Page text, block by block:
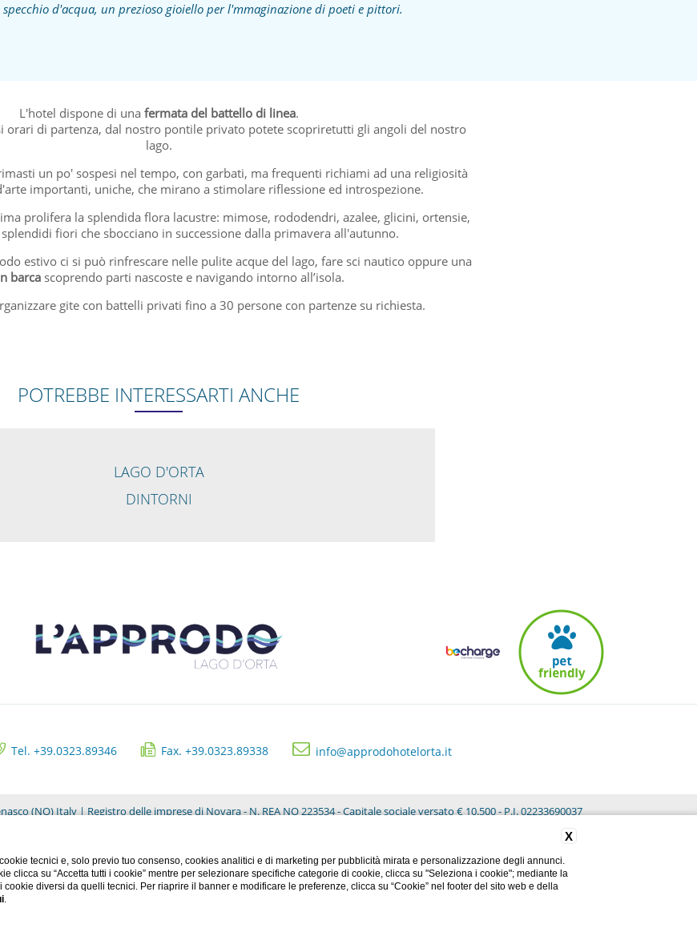
d'acqua, un prezioso gioiello per l'mmaginazione di poeti e pittori.
L'hotel dispone di una fermata del battello di linea.
orari di partenza, dal nostro pontile privato potete scopriretutti gli angoli del nostro
lago.
un po' sospesi nel tempo, con garbati, ma frequenti richiami ad una religiosità
importanti, uniche, che mirano a stimolare riflessione ed introspezione.
prolifera la splendida flora lacustre: mimose, rododendri, azalee, glicini, ortensie,
fiori che sbocciano in successione dalla primavera all'autunno.
estivo ci si può rinfrescare nelle pulite acque del lago, fare sci nautico oppure una
barcascoprendo parti nascoste e navigando intorno all’isola.
gite con battelli privati fino a 30 persone con partenze su richiesta.
POTREBBE INTERESSARTI ANCHE
LAGO D'ORTA
DINTORNI
Tel. +39.0323.89346 Fax. +39.0323.89338 info@approdohotelorta.it
(NO) Italy | Registro delle imprese di Novara - N. REA NO 223534 - Capitale sociale versato € 10.500 - P.I. 02233690037
Privacy Clienti
CREDITS: MENTEFREDDA - WEB MARKETING TURISTICO
X
tecnici e, solo previo tuo consenso, cookies analitici e di marketing per pubblicità mirata e personalizzazione degli annunci.
clicca su “Accetta tutti i cookie” mentre per selezionare specifiche categorie di cookie, clicca su "Seleziona i cookie"; mediante la
diversi da quelli tecnici. Per riaprire il banner e modificare le preferenze, clicca su “Cookie” nel footer del sito web e della
.